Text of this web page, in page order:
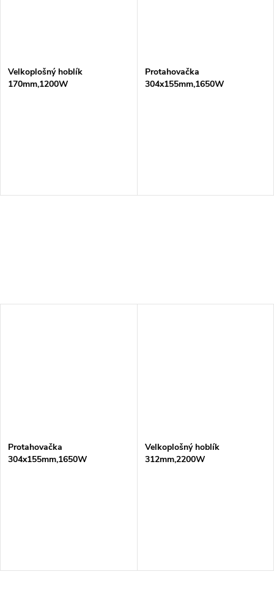
Velkoplošný hoblík
170mm,1200W
Protahovačka
304x155mm,1650W
Protahovačka
304x155mm,1650W
Velkoplošný hoblík
312mm,2200W